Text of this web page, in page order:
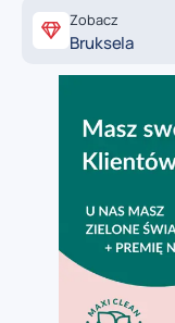
Zobacz
Bruksela